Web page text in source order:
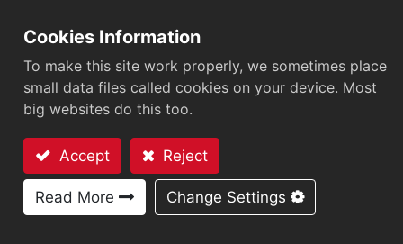
AZ-SU42 40x92
にニュース
お問い合わせ
Cookies Information
To make this site work properly, we sometimes place
small data files called cookies on your device. Most
big websites do this too.
Accept Reject
Read More Change Settings